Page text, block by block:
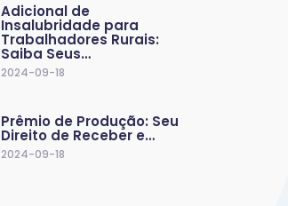
Adicional de
Insalubridade para
Trabalhadores Rurais:
Saiba Seus…
2024-09-18
Prêmio de Produção: Seu
Direito de Receber e…
2024-09-18